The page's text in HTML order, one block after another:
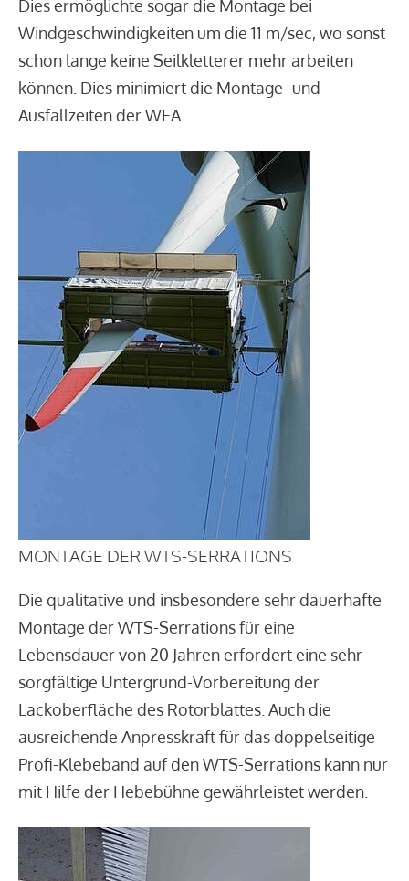
Dies ermöglichte sogar die Montage bei
Windgeschwindigkeiten um die 11 m/sec, wo sonst
schon lange keine Seilkletterer mehr arbeiten
können. Dies minimiert die Montage- und
Ausfallzeiten der WEA.
MONTAGE DER WTS-SERRATIONS
Die qualitative und insbesondere sehr dauerhafte
Montage der WTS-Serrations für eine
Lebensdauer von 20 Jahren erfordert eine sehr
sorgfältige Untergrund-Vorbereitung der
Lackoberfläche des Rotorblattes. Auch die
ausreichende Anpresskraft für das doppelseitige
Profi-Klebeband auf den WTS-Serrations kann nur
mit Hilfe der Hebebühne gewährleistet werden.